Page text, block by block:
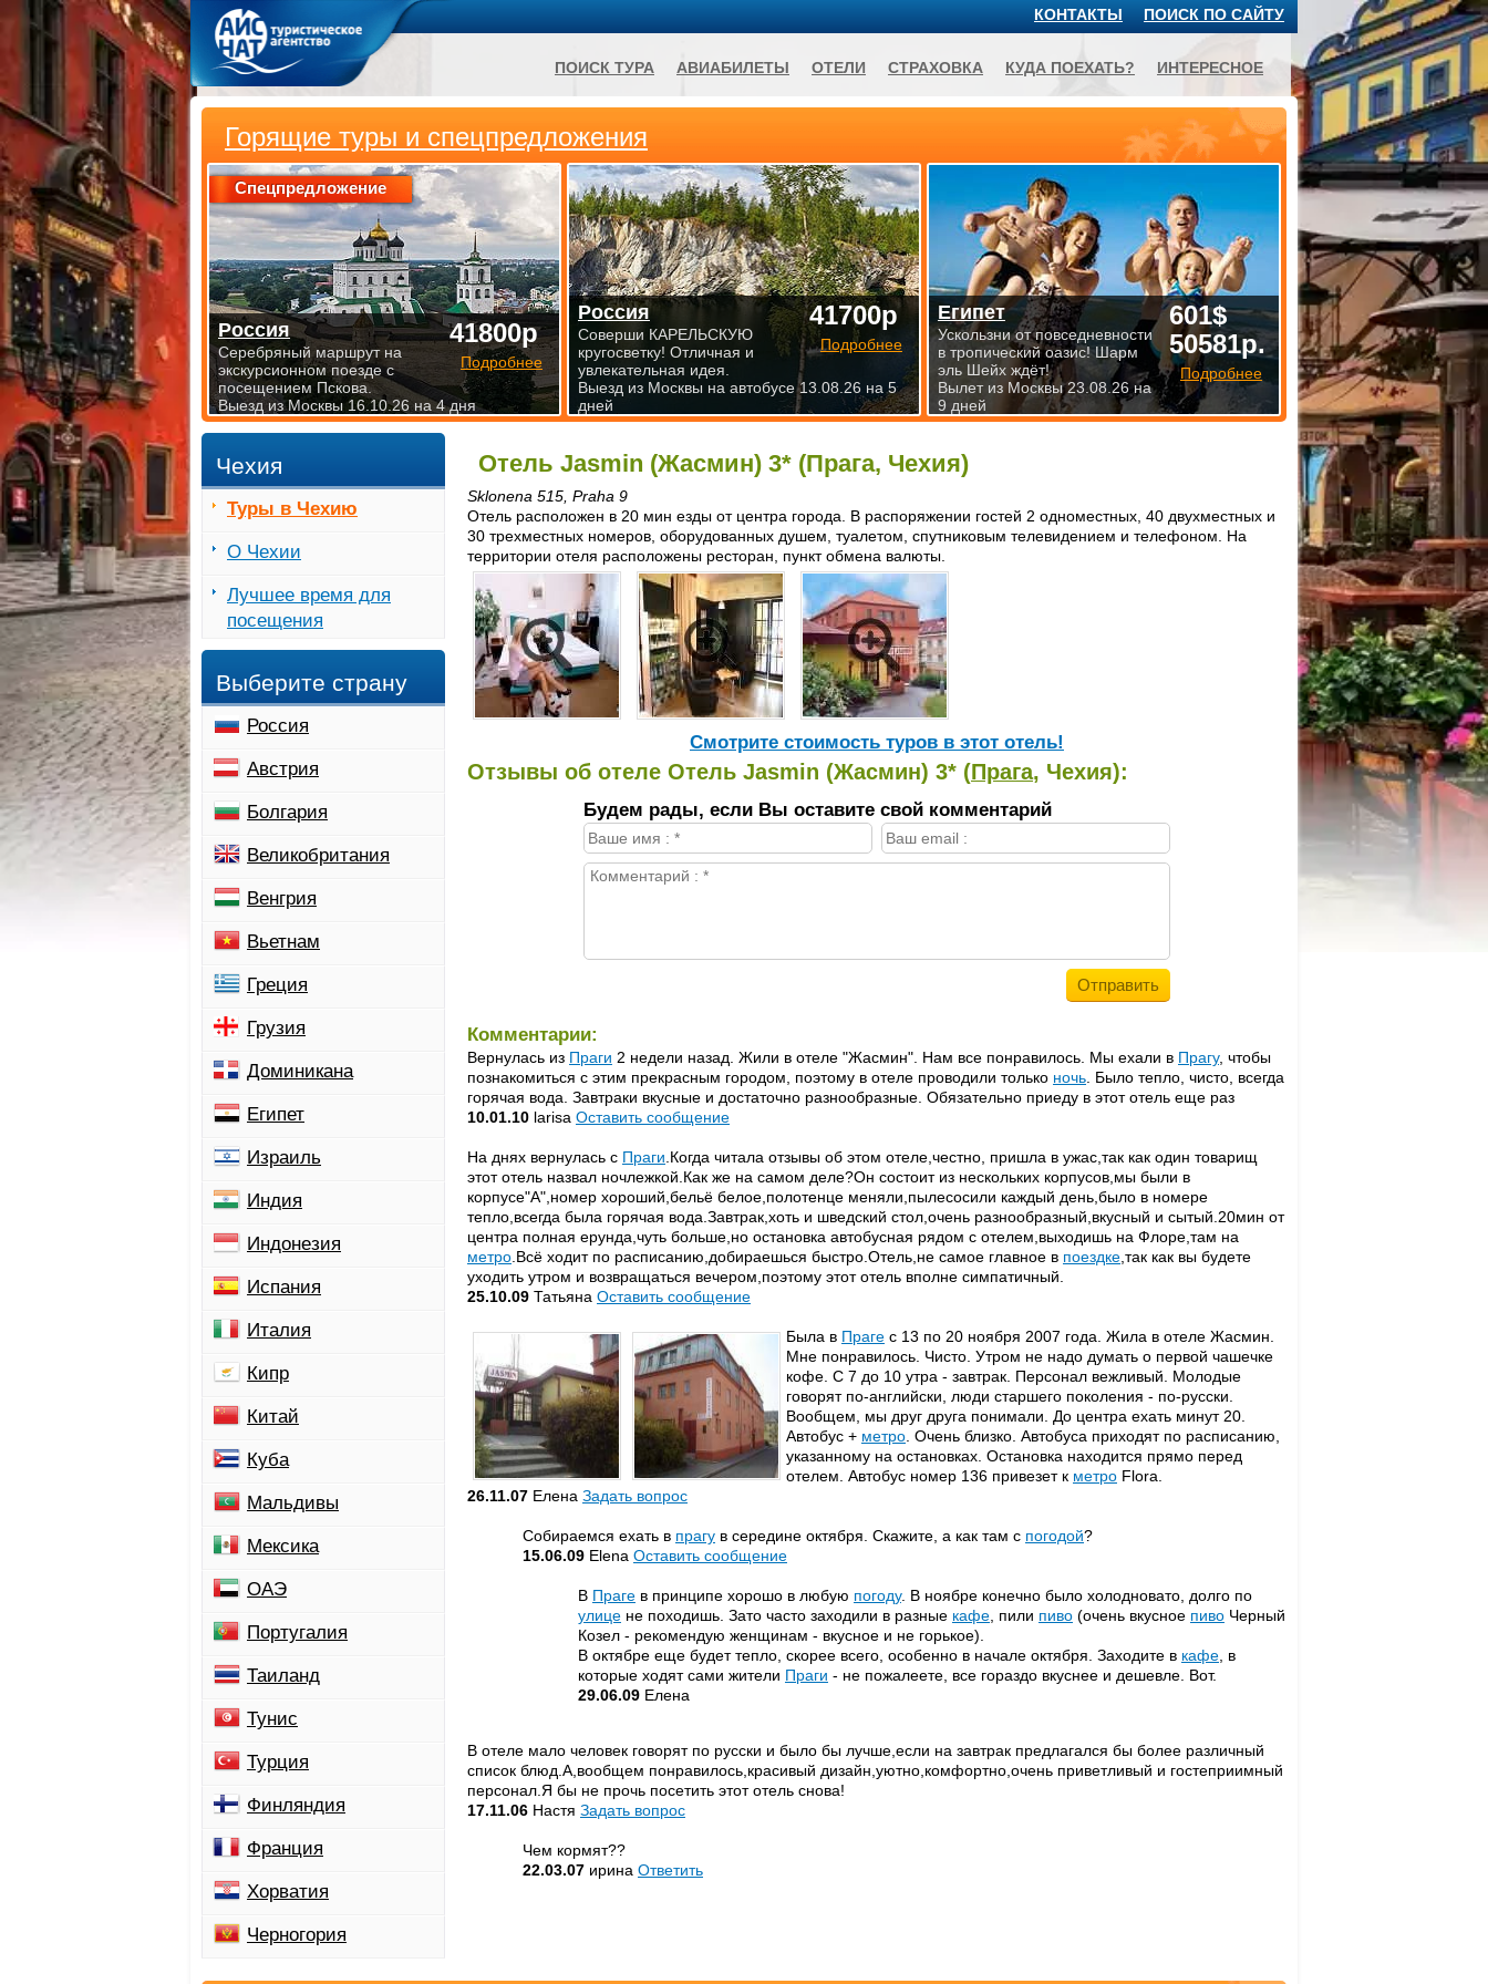
Отель Jasmin (Жасмин) 3* (Прага, Чехия)
Sklonena 515, Praha 9
Отель расположен в 20 мин езды от центра города. В распоряжении гостей 2 одноместных, 40 двухместных и
30 трехместных номеров, оборудованных душем, туалетом, спутниковым телевидением и телефоном. На
территории отеля расположены ресторан, пункт обмена валюты.
Cмотрите стоимость туров в этот отель!
Отзывы об отеле Отель Jasmin (Жасмин) 3* (Прага, Чехия):
Будем рады, если Вы оставите свой комментарий
Комментарии:
Вернулась из Праги 2 недели назад. Жили в отеле "Жасмин". Нам все понравилось. Мы ехали в Прагу, чтобы
познакомиться с этим прекрасным городом, поэтому в отеле проводили только ночь . Было тепло, чисто, всегда
горячая вода. Завтраки вкусные и достаточно разнообразные. Обязательно приеду в этот отель еще раз
10.01.10 larisa Оставить сообщение
На днях вернулась с Праги .Когда читала отзывы об этом отеле,честно, пришла в ужас,так как один товарищ
этот отель назвал ночлежкой.Как же на самом деле?Он состоит из нескольких корпусов,мы были в
корпусе"А",номер хороший,бельё белое,полотенце меняли,пылесосили каждый день,было в номере
тепло,всегда была горячая вода.Завтрак,хоть и шведский стол,очень разнообразный,вкусный и сытый.20мин от
центра полная ерунда,чуть больше,но остановка автобусная рядом с отелем,выходишь на Флоре,там на
метро .Всё ходит по расписанию,добираешься быстро.Отель,не самое главное в поездке ,так как вы будете
уходить утром и возвращаться вечером,поэтому этот отель вполне симпатичный.
25.10.09 Татьяна Оставить сообщение
Была в Праге с 13 по 20 ноября 2007 года. Жила в отеле Жасмин.
Мне понравилось. Чисто. Утром не надо думать о первой чашечке
кофе. С 7 до 10 утра - завтрак. Персонал вежливый. Молодые
говорят по-английски, люди старшего поколения - по-русски.
Вообщем, мы друг друга понимали. До центра ехать минут 20.
Автобус + метро . Очень близко. Автобуса приходят по расписанию,
указанному на остановках. Остановка находится прямо перед
отелем. Автобус номер 136 привезет к метро Flora.
26.11.07 Елена Задать вопрос
Собираемся ехать в прагу в середине октября. Скажите, а как там с погодой?
15.06.09 Elena Оставить сообщение
В Праге в принципе хорошо в любую погоду. В ноябре конечно было холодновато, долго по
улице не походишь. Зато часто заходили в разные кафе , пили пиво (очень вкусное пиво Черный
Козел - рекомендую женщинам - вкусное и не горькое).
В октябре еще будет тепло, скорее всего, особенно в начале октября. Заходите в кафе , в
которые ходят сами жители Праги - не пожалеете, все гораздо вкуснее и дешевле. Вот.
29.06.09 Елена
В отеле мало человек говорят по русски и было бы лучше,если на завтрак предлагался бы более различный
список блюд.А,вообщем понравилось,красивый дизайн,уютно,комфортно,очень приветливый и гостеприимный
персонал.Я бы не прочь посетить этот отель снова!
17.11.06 Настя Задать вопрос
Чем кормят??
22.03.07 ирина Ответить
Чехия
Туры в Чехию
О Чехии
Лучшее время для
посещения
Выберите страну
Россия
Австрия
Болгария
Великобритания
Венгрия
Вьетнам
Греция
Грузия
Доминикана
Египет
Израиль
Индия
Индонезия
Испания
Италия
Кипр
Китай
Куба
Мальдивы
Мексика
ОАЭ
Португалия
Таиланд
Тунис
Турция
Финляндия
Франция
Хорватия
Черногория
Горящие туры и спецпредложения
Спецпредложение
41800р
Подробнее
Россия
Серебряный маршрут на
экскурсионном поезде с
посещением Пскова.
Выезд из Москвы 16.10.26 на 4 дня
41700р
Подробнее
Россия
Соверши КАРЕЛЬСКУЮ
кругосветку! Отличная и
увлекательная идея.
Выезд из Москвы на автобусе 13.08.26 на 5
дней
601$
50581р.
Подробнее
Египет
Ускользни от повседневности
в тропический оазис! Шарм
эль Шейх ждёт!
Вылет из Москвы 23.08.26 на
9 дней
ПОИСК ПО САЙТУ
КОНТАКТЫ
ПОИСК ТУРА АВИАБИЛЕТЫ ОТЕЛИ СТРАХОВКА КУДА ПОЕХАТЬ? ИНТЕРЕСНОЕ